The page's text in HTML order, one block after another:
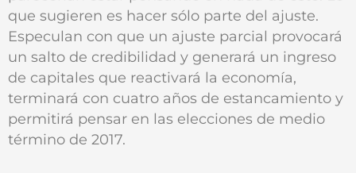
que sugieren es hacer sólo parte del ajuste.
Especulan con que un ajuste parcial provocará
un salto de credibilidad y generará un ingreso
de capitales que reactivará la economía,
terminará con cuatro años de estancamiento y
permitirá pensar en las elecciones de medio
término de 2017.